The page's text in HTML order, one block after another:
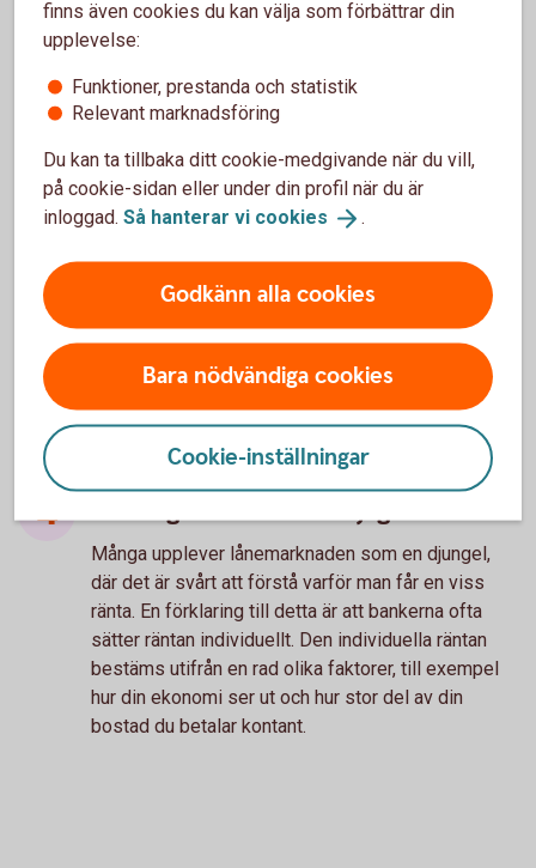
Kontraktsskrivning brukar ske inom kort, ofta redan
för att ansöka om ett bolån på det specifika
objektet så att vi kan bekräfta att alla villkor i
Därefter har du kontakt med banken för att teckna
ditt bolån. En viktig fråga då är om du vill ha bunden
sina för- och nackdelar. Med bunden ränta har du
tryggheten att du vet vad du betalar varje månad,
medan du med rörlig ränta har större flexibilitet –
om du till exempel skulle vilja lösa in ditt lån eller
byta bank.
Vad avgör vilken ränta jag får?
Många upplever lånemarknaden som en djungel,
där det är svårt att förstå varför man får en viss
ränta. En förklaring till detta är att bankerna ofta
sätter räntan individuellt. Den individuella räntan
bestäms utifrån en rad olika faktorer, till exempel
hur din ekonomi ser ut och hur stor del av din
bostad du betalar kontant.
finns även cookies du kan välja som förbättrar din
upplevelse:
Funktioner, prestanda och statistik
Relevant marknadsföring
Du kan ta tillbaka ditt cookie-medgivande när du vill,
på cookie-sidan eller under din profil när du är
inloggad. Så hanterar vi cookies .
Godkänn alla cookies
Bara nödvändiga cookies
Cookie-inställningar